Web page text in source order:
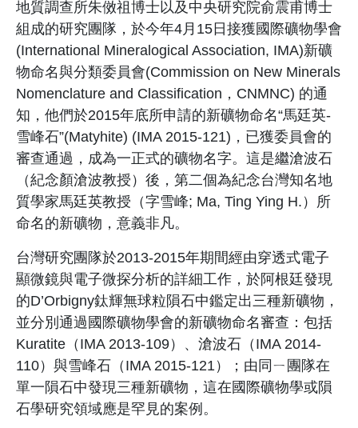
地質調查所朱傚祖博士以及中央研究院俞震甫博士
組成的研究團隊，於今年4月15日接獲國際礦物學會
(International Mineralogical Association, IMA)新礦
物命名與分類委員會(Commission on New Minerals
Nomenclature and Classification，CNMNC) 的通
知，他們於2015年底所申請的新礦物命名“馬廷英-
雪峰石”(Matyhite) (IMA 2015-121)，已獲委員會的
審查通過，成為一正式的礦物名字。這是繼滄波石
（紀念顏滄波教授）後，第二個為紀念台灣知名地
質學家馬廷英教授（字雪峰; Ma, Ting Ying H.）所
命名的新礦物，意義非凡。
台灣研究團隊於2013-2015年期間經由穿透式電子
顯微鏡與電子微探分析的詳細工作，於阿根廷發現
的D’Orbigny鈦輝無球粒隕石中鑑定出三種新礦物，
並分別通過國際礦物學會的新礦物命名審查：包括
Kuratite（IMA 2013-109）、滄波石（IMA 2014-
110）與雪峰石（IMA 2015-121）；由同ㄧ團隊在
單一隕石中發現三種新礦物，這在國際礦物學或隕
石學研究領域應是罕見的案例。